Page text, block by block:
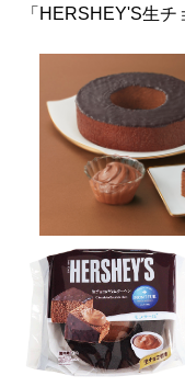
「 HERSHEY'S生チ